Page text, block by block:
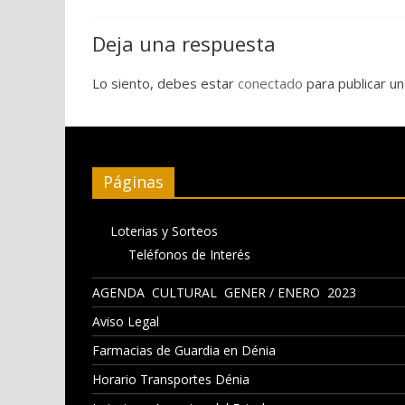
Deja una respuesta
Lo siento, debes estar conectado para publicar
Páginas
Loterias y Sorteos
Teléfonos de Interés
AGENDA CULTURAL GENER / ENERO 2023
Aviso Legal
Farmacias de Guardia en Dénia
Horario Transportes Dénia